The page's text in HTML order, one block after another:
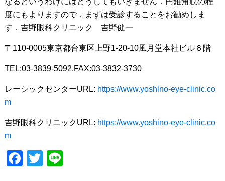
度にもよりますので，まずは受診することをお勧めしま
す．吉野眼科クリニック 吉野健一
〒110-0005東京都台東区上野1-20-10風月堂本社ビル６階
TEL:03-3839-5092,FAX:03-3832-3730
レーシックセンターURL: https://www.yoshino-eye-clinic.co
m
吉野眼科クリニックURL: https://www.yoshino-eye-clinic.co
m
F
T